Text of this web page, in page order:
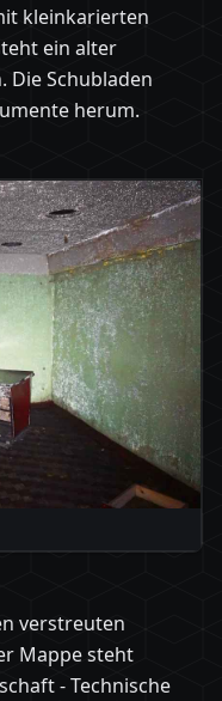
kleinkarierten
ein alter
Die Schubladen
herum.
verstreuten
Mappe steht
- Technische